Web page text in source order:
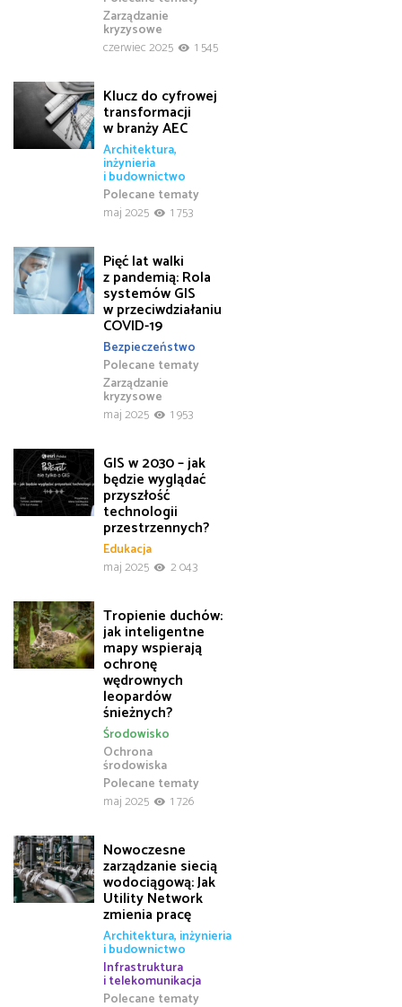
Zarządzanie
kryzysowe
czerwiec 2025
1 545
Klucz do cyfrowej
transformacji
w branży AEC
Architektura,
inżynieria
i budownictwo
Polecane tematy
maj 2025
1 753
Pięć lat walki
z pandemią: Rola
systemów GIS
w przeciwdziałaniu
COVID-19
Bezpieczeństwo
Polecane tematy
Zarządzanie
kryzysowe
maj 2025
1 953
GIS w 2030 – jak
będzie wyglądać
przyszłość
technologii
przestrzennych?
Edukacja
maj 2025
2 043
Tropienie duchów:
jak inteligentne
mapy wspierają
ochronę
wędrownych
leopardów
śnieżnych?
Ochrona
środowiska
Polecane tematy
Środowisko
maj 2025 1 726
Nowoczesne
zarządzanie siecią
wodociągową: Jak
Utility Network
zmienia pracę
Architektura, inżynieria
i budownictwo
Infrastruktura
i telekomunikacja
Polecane tematy